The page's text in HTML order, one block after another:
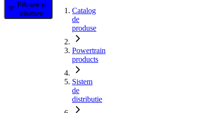
Filtrare și
căutare
Catalog
de
produse
Powertrain
products
Sistem
de
distributie